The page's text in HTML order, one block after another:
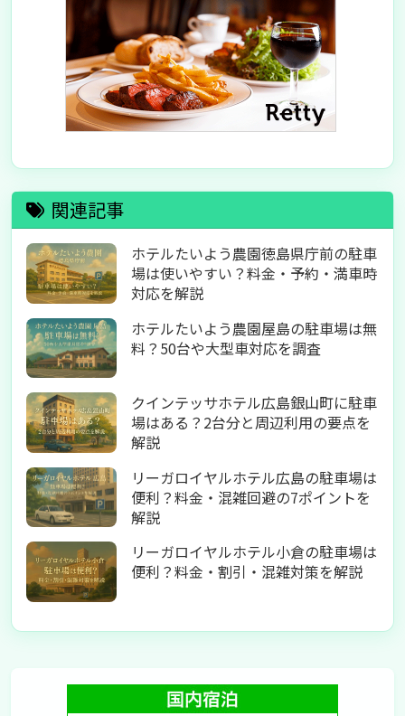
関連記事
ホテルたいよう農園徳島県庁前の駐車
場は使いやすい？料金・予約・満車時
対応を解説
ホテルたいよう農園屋島の駐車場は無
料？50台や大型車対応を調査
クインテッサホテル広島銀山町に駐車
場はある？2台分と周辺利用の要点を
解説
リーガロイヤルホテル広島の駐車場は
便利？料金・混雑回避の7ポイントを
解説
リーガロイヤルホテル小倉の駐車場は
便利？料金・割引・混雑対策を解説